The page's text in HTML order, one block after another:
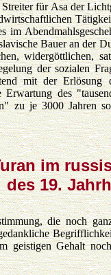
für Asa der
Bauer an der
widergöttlichen,
der sozialen
mit der
des
zu je 3000 Jahren
im
des 19.
die noch
geistigen Gehalt